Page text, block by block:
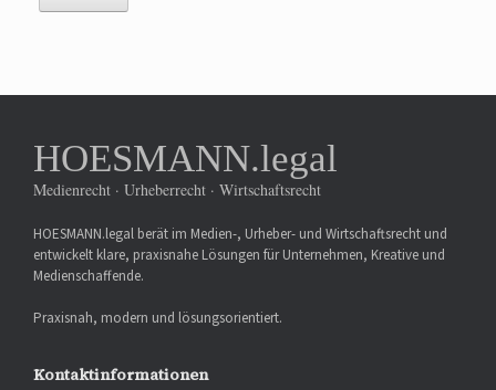
HOESMANN.legal
Medienrecht · Urheberrecht · Wirtschaftsrecht
HOESMANN.legal berät im Medien-, Urheber- und Wirtschaftsrecht und
entwickelt klare, praxisnahe Lösungen für Unternehmen, Kreative und
Medienschaffende.
Praxisnah, modern und lösungsorientiert.
Kontaktinformationen